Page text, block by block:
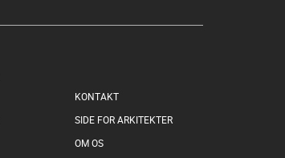
KONTAKT
SIDE FOR ARKITEKTER
OM OS